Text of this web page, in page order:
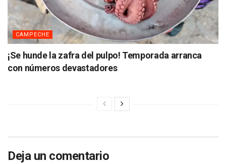
CAMPECHE
¡Se hunde la zafra del pulpo! Temporada arranca
con números devastadores
Deja un comentario